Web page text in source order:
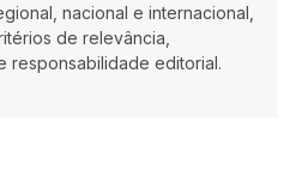
nacional e internacional,
de relevância,
responsabilidade editorial.